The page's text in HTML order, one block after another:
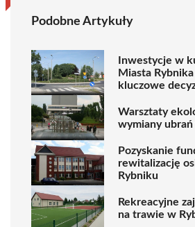
Podobne Artykuły
Inwestycje w
Miasta
kluczowe
Warsztaty
wymiany
Pozyskanie
rewitalizację
Rybniku
Rekreacyjne
na trawie w